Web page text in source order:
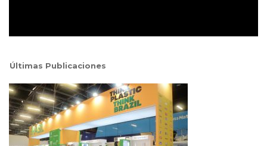
Últimas Publicaciones